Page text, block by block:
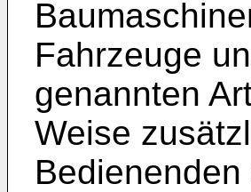
Fahrzeuge
genannten
Weise